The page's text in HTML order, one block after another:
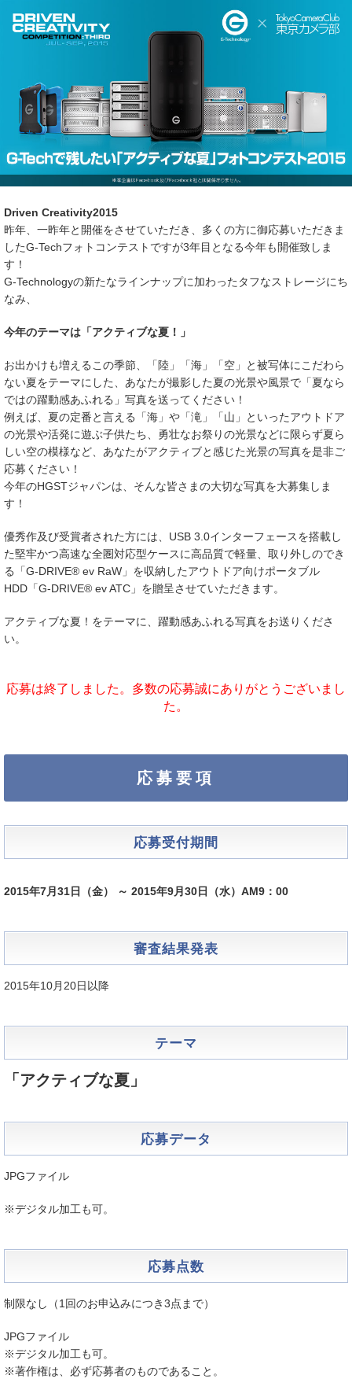
Driven Creativity2015
昨年、一昨年と開催をさせていただき、多くの方に御応募いただきま
したG-Techフォトコンテストですが3年目となる今年も開催致しま
す！
G-Technologyの新たなラインナップに加わったタフなストレージにち
なみ、
今年のテーマは「アクティブな夏！」
お出かけも増えるこの季節、「陸」「海」「空」と被写体にこだわら
ない夏をテーマにした、あなたが撮影した夏の光景や風景で「夏なら
ではの躍動感あふれる」写真を送ってください！
例えば、夏の定番と言える「海」や「滝」「山」といったアウトドア
の光景や活発に遊ぶ子供たち、勇壮なお祭りの光景などに限らず夏ら
しい空の模様など、あなたがアクティブと感じた光景の写真を是非ご
応募ください！
今年のHGSTジャパンは、そんな皆さまの大切な写真を大募集しま
す！
優秀作及び受賞者された方には、USB 3.0インターフェースを搭載し
た堅牢かつ高速な全圏対応型ケースに高品質で軽量、取り外しのでき
る「G-DRIVE® ev RaW」を収納したアウトドア向けポータブル
HDD「G-DRIVE® ev ATC」を贈呈させていただきます。
アクティブな夏！をテーマに、躍動感あふれる写真をお送りくださ
い。
応募は終了しました。多数の応募誠にありがとうございまし
た。
応募要項
応募受付期間
2015年7月31日（金） ～ 2015年9月30日（水）AM9：00
審査結果発表
2015年10月20日以降
テーマ
「アクティブな夏」
応募データ
JPGファイル
※デジタル加工も可。
応募点数
制限なし（1回のお申込みにつき3点まで）
JPGファイル
※デジタル加工も可。
※著作権は、必ず応募者のものであること。